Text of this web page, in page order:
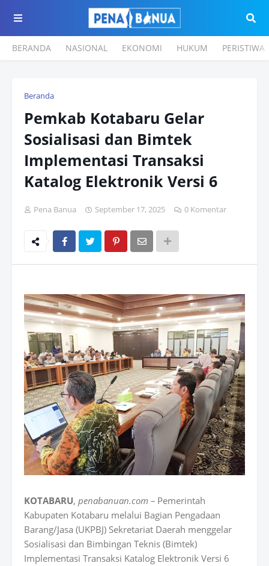
BERANDA NASIONAL EKONOMI HUKUM PERISTIWA
Beranda
Pemkab Kotabaru Gelar
Sosialisasi dan Bimtek
Implementasi Transaksi
Katalog Elektronik Versi 6
Pena Banua September 17, 2025 0 Komentar
KOTABARU, penabanuan.com – Pemerintah
Kabupaten Kotabaru melalui Bagian Pengadaan
Barang/Jasa (UKPBJ) Sekretariat Daerah menggelar
Sosialisasi dan Bimbingan Teknis (Bimtek)
Implementasi Transaksi Katalog Elektronik Versi 6